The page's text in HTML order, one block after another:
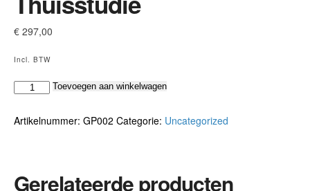
€ 297,00
Incl. BTW
Ultra
Mind
Toevoegen aan winkelwagen
Artikelnummer: GP002 Categorie: Uncategorized
Gerelateerde producten